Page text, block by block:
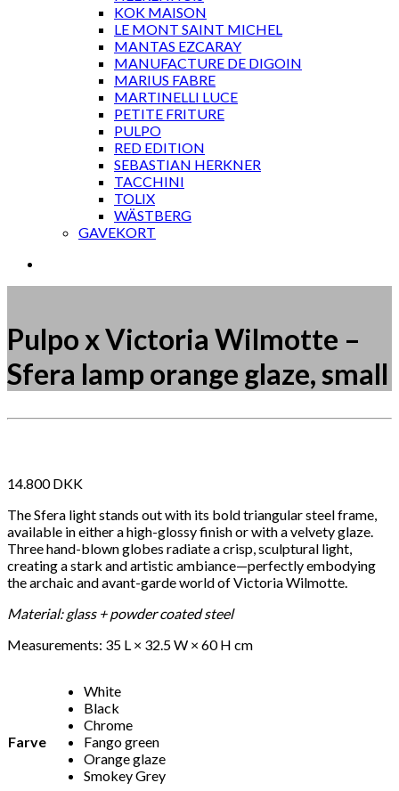
KOK MAISON
LE MONT SAINT MICHEL
MANTAS EZCARAY
MANUFACTURE DE DIGOIN
MARIUS FABRE
MARTINELLI LUCE
PETITE FRITURE
PULPO
RED EDITION
SEBASTIAN HERKNER
TACCHINI
TOLIX
WÄSTBERG
GAVEKORT
Pulpo x Victoria Wilmotte –
Sfera lamp orange glaze, small
Add to Wishlist
14.800DKK
The Sfera light stands out with its bold triangular steel frame,
available in either a high-glossy finish or with a velvety glaze.
Three hand-blown globes radiate a crisp, sculptural light,
creating a stark and artistic ambiance—perfectly embodying
the archaic and avant-garde world of Victoria Wilmotte.
Material: glass + powder coated steel
Measurements: 35 L × 32.5 W × 60 H cm
Farve
White
Black
Chrome
Fango green
Orange glaze
Smokey Grey